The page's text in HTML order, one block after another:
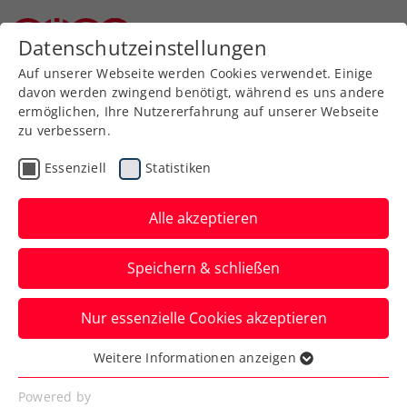
Zurück zur Newsübersicht
ATP
ATP-Challenger Sofia:
Finale für Schwärzler,
Doppeltitel an Pichler
Auch Anna Pircher weiß in
Kalenderwoche 44 bei einer
Datenschutzeinstellungen
Auf unserer Webseite werden Cookies verwendet. Einige
davon werden zwingend benötigt, während es uns andere
ermöglichen, Ihre Nutzererfahrung auf unserer Webseite
zu verbessern.
Essenziell Statistiken
Alle akzeptieren
Speichern & schließen
Nur essenzielle Cookies akzeptieren
Essenziell
Essenzielle Cookies werden für grundlegende
Weitere Informationen anzeigen
Powered by